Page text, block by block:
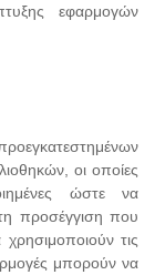
εφαρμογών
οι οποίες
ώστε να
προσέγγιση που
τις
μπορούν να